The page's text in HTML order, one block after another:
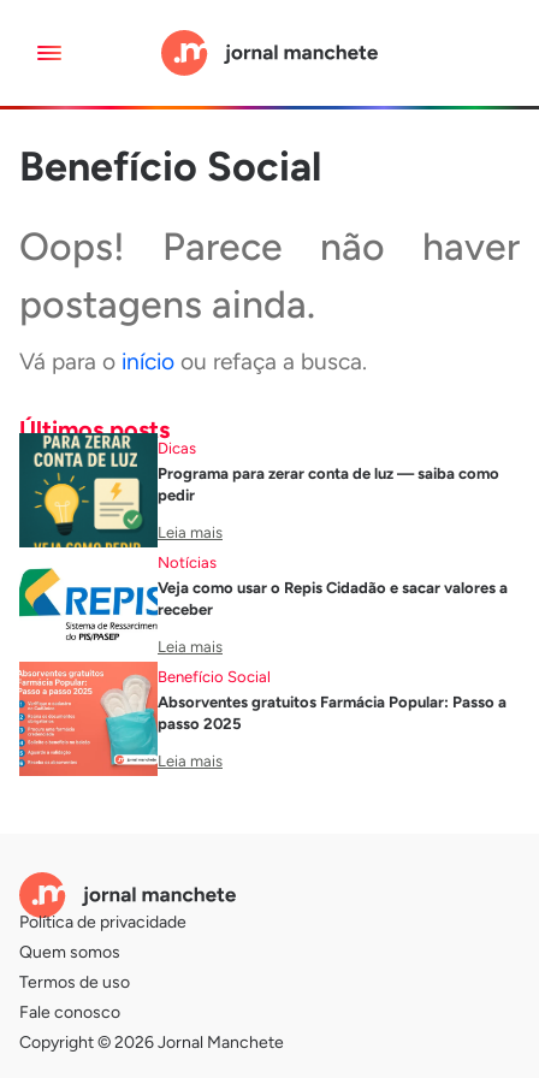
Benefício Social
Oops! Parece não haver
postagens ainda.
Vá para o início ou refaça a busca.
Últimos posts
Dicas
Programa para zerar conta de luz — saiba como
pedir
Leia mais
Notícias
Veja como usar o Repis Cidadão e sacar valores a
receber
Leia mais
Benefício Social
Absorventes gratuitos Farmácia Popular: Passo a
passo 2025
Leia mais
Política de privacidade
Quem somos
Termos de uso
Fale conosco
Copyright © 2026 Jornal Manchete